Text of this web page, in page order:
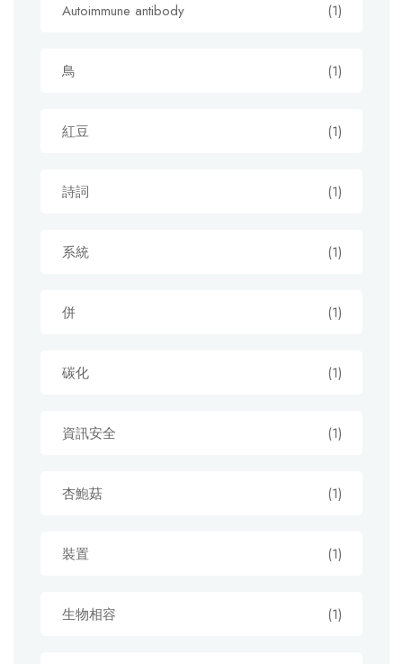
Autoimmune antibody (1)
鳥 (1)
紅豆 (1)
詩詞 (1)
系統 (1)
併 (1)
碳化 (1)
資訊安全 (1)
杏鮑菇 (1)
裝置 (1)
生物相容 (1)